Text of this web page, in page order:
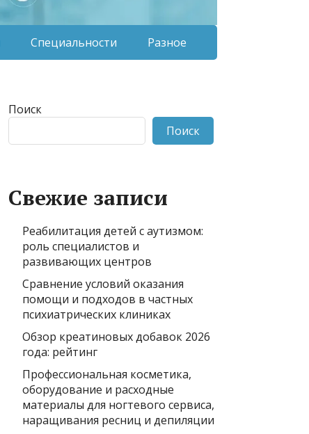
Специальности Разное
Поиск
Поиск
Свежие записи
Реабилитация детей с аутизмом:
роль специалистов и
развивающих центров
Сравнение условий оказания
помощи и подходов в частных
психиатрических клиниках
Обзор креатиновых добавок 2026
года: рейтинг
Профессиональная косметика,
оборудование и расходные
материалы для ногтевого сервиса,
наращивания ресниц и депиляции